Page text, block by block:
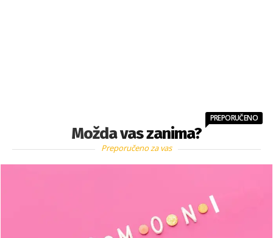
Možda vas zanima?
PREPORUČENO
Preporučeno za vas